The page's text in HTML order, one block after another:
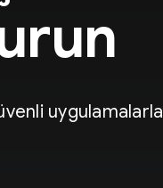
uygulamalarla